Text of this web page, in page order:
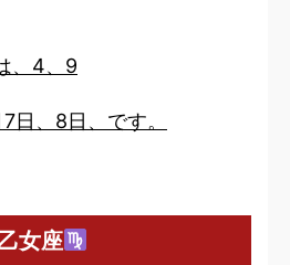
、4、9
日、8日、です。
女座